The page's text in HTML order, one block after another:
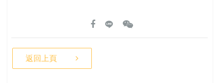
返回上頁